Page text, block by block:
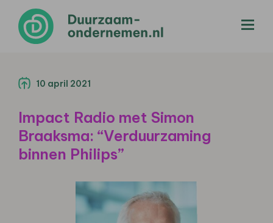
10 april 2021
Impact Radio met Simon
Braaksma: “Verduurzaming
binnen Philips”